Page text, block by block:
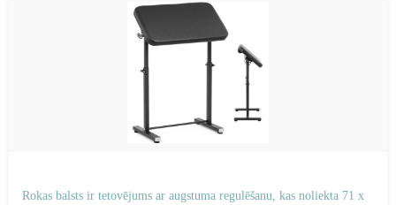
Rokas balsts ir tetovējums ar augstuma regulēšanu, kas noliekta 71 x